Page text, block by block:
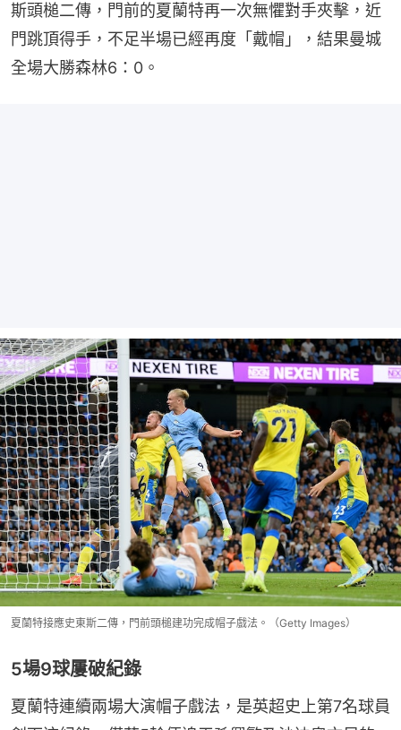
斯頭槌二傳，門前的夏蘭特再一次無懼對手夾擊，近
門跳頂得手，不足半場已經再度「戴帽」，結果曼城
全場大勝森林6：0。
夏蘭特接應史東斯二傳，門前頭槌建功完成帽子戲法。（Getty Images）
5場9球屢破紀錄
夏蘭特連續兩場大演帽子戲法，是英超史上第7名球員